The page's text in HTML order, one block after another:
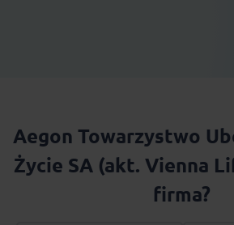
Aegon Towarzystwo
Życie SA (akt. Vienna
firma?